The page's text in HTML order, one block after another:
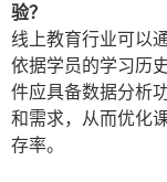
验？
线上教育行业可以
依据学员的学习历
件应具备数据分析
和需求，从而优化
存率。